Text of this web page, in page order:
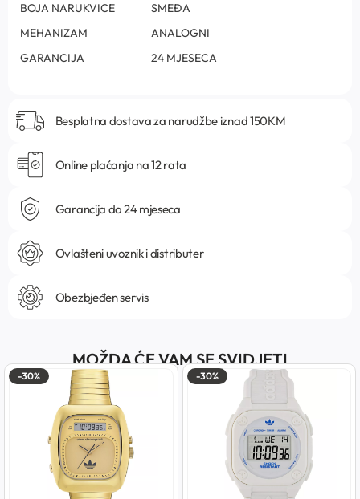
BOJA NARUKVICE
SMEĐA
MEHANIZAM
ANALOGNI
GARANCIJA
24 MJESECA
Besplatna dostava za narudžbe iznad 150KM
Online plaćanja na 12 rata
Garancija do 24 mjeseca
Ovlašteni uvoznik i distributer
Obezbjeđen servis
MOŽDA ĆE VAM SE SVIDJETI
-30% -30%